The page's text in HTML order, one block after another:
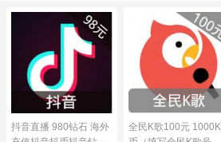
抖音直播 980钻石 海外
全民K歌100元 1000K